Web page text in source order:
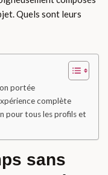
Quels sont leurs
portée
complète
pour tous les profils et
sans